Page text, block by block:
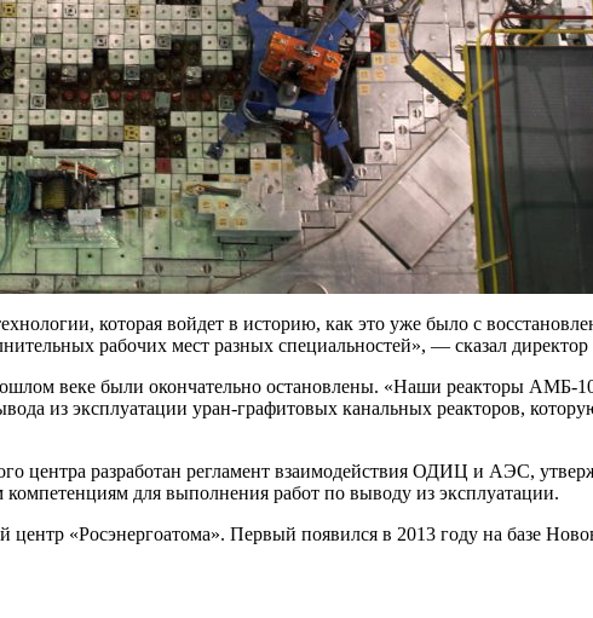
которая войдет в историю, как это уже было с
рабочих мест разных специальностей», — сказал
веке были окончательно остановлены. «Наши реакторы АМБ-
из эксплуатации уран-графитовых канальных реакторов,
центра разработан регламент взаимодействия ОДИЦ и АЭС,
для выполнения работ по выводу из эксплуатации.
«Росэнергоатома». Первый появился в 2013 году на базе